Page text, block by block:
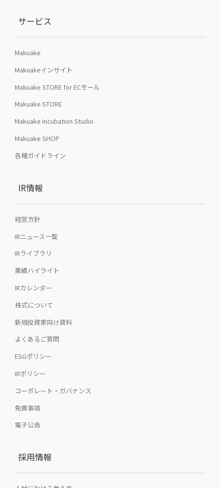
サービス
Makuake
Makuakeインサイト
Makuake STORE for ECモール
Makuake STORE
Makuake Incubation Studio
Makuake SHOP
各種ガイドライン
IR情報
経営方針
IRニュース一覧
IRライブラリ
業績ハイライト
IRカレンダー
株式について
新規投資家向け資料
よくあるご質問
ESGポリシー
IRポリシー
コーポレート・ガバナンス
免責事項
電子公告
採用情報